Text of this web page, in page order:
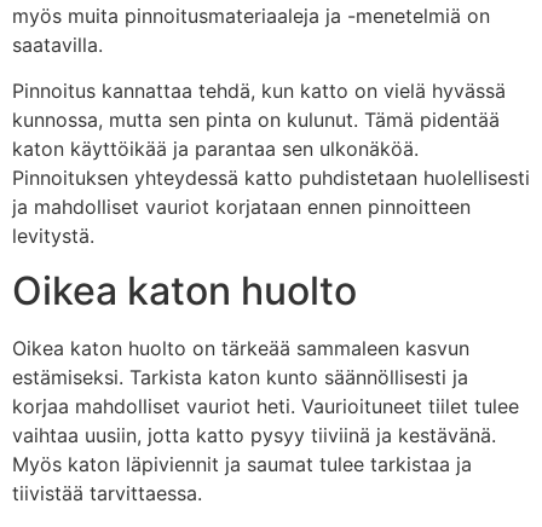
myös muita pinnoitusmateriaaleja ja -menetelmiä on
saatavilla.
Pinnoitus kannattaa tehdä, kun katto on vielä hyvässä
kunnossa, mutta sen pinta on kulunut. Tämä pidentää
katon käyttöikää ja parantaa sen ulkonäköä.
Pinnoituksen yhteydessä katto puhdistetaan huolellisesti
ja mahdolliset vauriot korjataan ennen pinnoitteen
levitystä.
Oikea katon huolto
Oikea katon huolto on tärkeää sammaleen kasvun
estämiseksi. Tarkista katon kunto säännöllisesti ja
korjaa mahdolliset vauriot heti. Vaurioituneet tiilet tulee
vaihtaa uusiin, jotta katto pysyy tiiviinä ja kestävänä.
Myös katon läpiviennit ja saumat tulee tarkistaa ja
tiivistää tarvittaessa.